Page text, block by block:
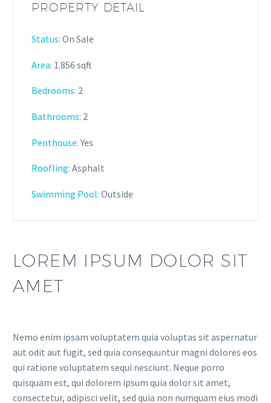
PROPERTY DETAIL
Status: On Sale
Area: 1.856 sqft
Bedrooms: 2
Bathrooms: 2
Penthouse:Yes
Roofling: Asphalt
Swimming Pool: Outside
LOREM IPSUM DOLOR SIT
AMET
Nemo enim ipsam voluptatem quia voluptas sit aspernatur
aut odit aut fugit, sed quia consequuntur magni dolores eos
qui ratione voluptatem sequi nesciunt. Neque porro
quisquam est, qui dolorem ipsum quia dolor sit amet,
consectetur, adipisci velit, sed quia non numquam eius modi